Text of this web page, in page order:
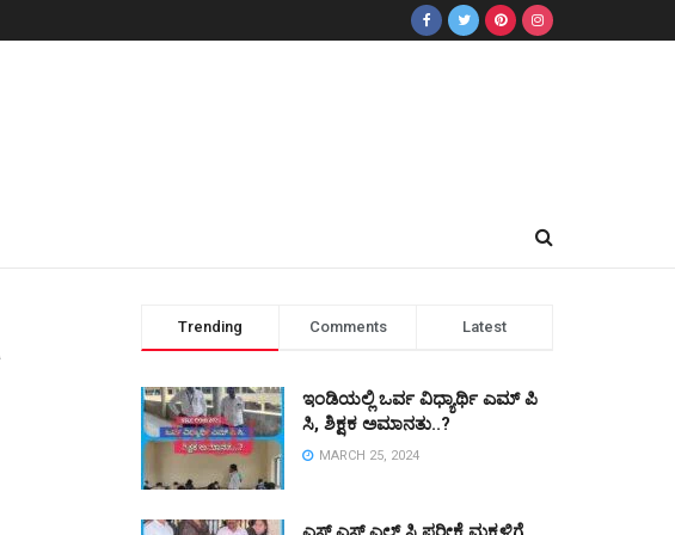
Trending Comments Latest
ಇಂಡಿಯಲ್ಲಿ ಒರ್ವ ವಿಧ್ಯಾರ್ಥಿ ಎಮ್ ಪಿ
ಸಿ, ಶಿಕ್ಷಕ ಅಮಾನತು..?
MARCH 25, 2024